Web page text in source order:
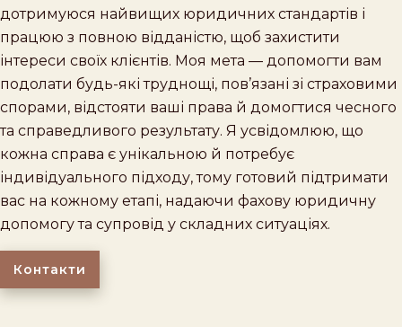
дотримуюся найвищих юридичних стандартів і
працюю з повною відданістю, щоб захистити
інтереси своїх клієнтів. Моя мета — допомогти вам
подолати будь-які труднощі, пов’язані зі страховими
спорами, відстояти ваші права й домогтися чесного
та справедливого результату. Я усвідомлюю, що
кожна справа є унікальною й потребує
індивідуального підходу, тому готовий підтримати
вас на кожному етапі, надаючи фахову юридичну
допомогу та супровід у складних ситуаціях.
Контакти